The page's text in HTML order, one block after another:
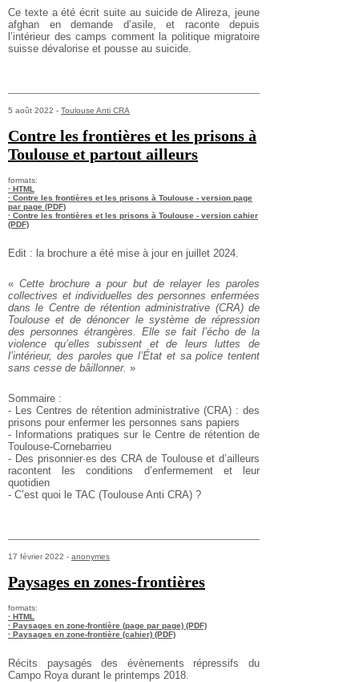
Ce texte a été écrit suite au suicide de Alireza, jeune
afghan en demande d’asile, et raconte depuis
l’intérieur des camps comment la politique migratoire
suisse dévalorise et pousse au suicide.
5 août 2022 - Toulouse Anti CRA
Contre les frontières et les prisons à
Toulouse et partout ailleurs
formats:
· HTML
· Contre les frontières et les prisons à Toulouse - version page
par page (PDF)
· Contre les frontières et les prisons à Toulouse - version cahier
(PDF)
Edit : la brochure a été mise à jour en juillet 2024.
«Cette brochure a pour but de relayer les paroles
collectives et individuelles des personnes enfermées
dans le Centre de rétention administrative (CRA) de
Toulouse et de dénoncer le système de répression
des personnes étrangères. Elle se fait l’écho de la
violence qu’elles subissent et de leurs luttes de
l’intérieur, des paroles que l’État et sa police tentent
sans cesse de bâillonner. »
Sommaire :
- Les Centres de rétention administrative (CRA) : des
prisons pour enfermer les personnes sans papiers
- Informations pratiques sur le Centre de rétention de
Toulouse-Cornebarrieu
- Des prisonnier·es des CRA de Toulouse et d’ailleurs
racontent les conditions d’enfermement et leur
quotidien
- C’est quoi le TAC (Toulouse Anti CRA) ?
17 février 2022 - anonymes
Paysages en zones-frontières
formats:
· HTML
· Paysages en zone-frontière (page par page) (PDF)
· Paysages en zone-frontière (cahier) (PDF)
Récits paysagés des évènements répressifs du
Campo Roya durant le printemps 2018.